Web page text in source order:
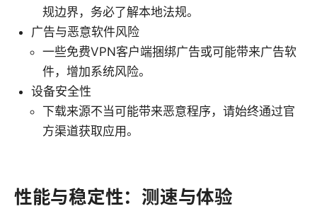
规边界，务必了解本地法规。
广告与恶意软件风险
一些免费VPN客户端捆绑广告或可能带来广告软
件，增加系统风险。
设备安全性
下载来源不当可能带来恶意程序，请始终通过官
方渠道获取应用。
性能与稳定性：测速与体验